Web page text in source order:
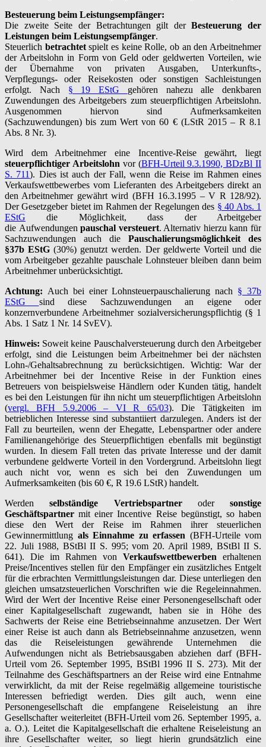
Besteuerung beim Leistungsempfänger:
Die zweite Seite der Betrachtungen gilt derBesteuerung der
Leistungen beim Leistungsempfänger.
Steuerlich betrachtetspielt es keine Rolle, ob an den Arbeitnehmer
der Arbeitslohn in Form von Geld oder geldwerten Vorteilen, wie
der Übernahme von privaten Ausgaben, Unterkunfts-,
Verpflegungs- oder Reisekosten oder sonstigen Sachleistungen
erfolgt. Nach § 19 EStG gehören nahezu alle denkbaren
Zuwendungen des Arbeitgebers zum steuerpflichtigen Arbeitslohn.
Ausgenommen hiervon sind Aufmerksamkeiten
(Sachzuwendungen) bis zum Wert von 60 € (LStR 2015 – R 8.1
Abs. 8 Nr. 3).
Wird dem Arbeitnehmer eine Incentive-Reise gewährt, liegt
steuerpflichtiger Arbeitslohn vor (BFH-Urteil 9.3.1990, BDzBl II
S. 711). Dies ist auch der Fall, wenn die Reise im Rahmen eines
Verkaufswettbewerbes vom Lieferanten des Arbeitgebers direkt an
den Arbeitnehmer gewährt wird (BFH 16.3.1995 – V R 128/92).
Der Gesetzgeber bietet im Rahmen der Regelungen des § 40 Abs. 1
EStG die Möglichkeit, dass der Arbeitgeber
die Aufwendungenpauschal versteuert. Alternativ hierzu kann für
Sachzuwendungen auch die Pauschalierungsmöglichkeit des
§37b EStG (30%) genutzt werden. Der geldwerte Vorteil und die
vom Arbeitgeber gezahlte pauschale Lohnsteuer bleiben dann beim
Arbeitnehmer unberücksichtigt.
Achtung: Auch bei einer Lohnsteuerpauschalierung nach § 37b
EStG sind diese Sachzuwendungen an eigene oder
konzernverbundene Arbeitnehmer sozialversicherungspflichtig (§ 1
Abs. 1 Satz 1 Nr. 14 SvEV).
Hinweis: Soweit keine Pauschalversteuerung durch den Arbeitgeber
erfolgt, sind die Leistungen beim Arbeitnehmer bei der nächsten
Lohn-/Gehaltsabrechnung zu berücksichtigen. Wichtig: War der
Arbeitnehmer bei der Incentive Reise in der Funktion eines
Betreuers von beispielsweise Händlern oder Kunden tätig, handelt
es bei den Leistungen für ihn nicht um steuerpflichtigen Arbeitslohn
(vergl. BFH 5.9.2006 – VI R 65/03). Die Tätigkeiten im
betrieblichen Interesse sind substantiiert darzulegen. Anders ist der
Fall zu beurteilen, wenn der Ehegatte, Lebenspartner oder andere
Familienangehörige des Steuerpflichtigen ebenfalls mit begünstigt
wurden. In diesem Fall treten das private Interesse und der damit
verbundene geldwerte Vorteil in den Vordergrund. Arbeitslohn liegt
auch nicht vor, wenn es sich bei den Zuwendungen um
Aufmerksamkeiten (bis 60 €, R 19.6 LStR) handelt.
Werdenselbständige Vertriebspartneroder sonstige
Geschäftspartner mit einer Incentive Reise begünstigt, so haben
diese den Wert der Reise im Rahmen ihrer steuerlichen
Gewinnermittlung als Einnahme zu erfassen (BFH-Urteile vom
22. Juli 1988, BStBl II S. 995; vom 20. April 1989, BStBl II S.
641). Die im Rahmen von Verkaufswettbewerben erhaltenen
Preise/Incentives stellen für den Empfänger ein zusätzliches Entgelt
für die erbrachten Vermittlungsleistungen dar. Diese unterliegen den
gleichen umsatzsteuerlichen Vorschriften wie die Regeleinnahmen.
Wird der Wert der Incentive Reise einer Personengesellschaft oder
einer Kapitalgesellschaft zugewandt, haben sie in Höhe des
Sachwerts der Reise eine Betriebseinnahme anzusetzen. Der Wert
einer Reise ist auch dann als Betriebseinnahme anzusetzen, wenn
das die Reiseleistungen gewährende Unternehmen die
Aufwendungen nicht als Betriebsausgaben abziehen darf (BFH-
Urteil vom 26. September 1995, BStBl 1996 II S. 273). Mit der
Teilnahme des Geschäftspartners an der Reise wird eine Entnahme
verwirklicht, da mit der Reise regelmäßig allgemeine touristische
Interessen befriedigt werden. Dies gilt auch, wenn eine
Personengesellschaft die empfangene Reiseleistung an ihre
Gesellschafter weiterleitet (BFH-Urteil vom 26. September 1995, a.
a. O.). Leitet die Kapitalgesellschaft die erhaltene Reiseleistung an
ihre Gesellschafter weiter, so liegt hierin grundsätzlich eine